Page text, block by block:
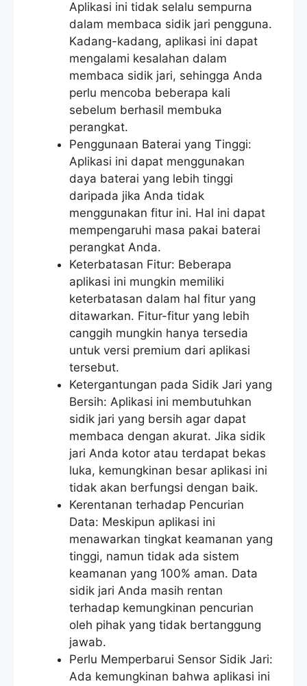
Aplikasi ini tidak selalu sempurna
dalam membaca sidik jari pengguna.
Kadang-kadang, aplikasi ini dapat
mengalami kesalahan dalam
membaca sidik jari, sehingga Anda
perlu mencoba beberapa kali
sebelum berhasil membuka
perangkat.
Penggunaan Baterai yang Tinggi:
Aplikasi ini dapat menggunakan
daya baterai yang lebih tinggi
daripada jika Anda tidak
menggunakan fitur ini. Hal ini dapat
mempengaruhi masa pakai baterai
perangkat Anda.
Keterbatasan Fitur: Beberapa
aplikasi ini mungkin memiliki
keterbatasan dalam hal fitur yang
ditawarkan. Fitur-fitur yang lebih
canggih mungkin hanya tersedia
untuk versi premium dari aplikasi
tersebut.
Ketergantungan pada Sidik Jari yang
Bersih: Aplikasi ini membutuhkan
sidik jari yang bersih agar dapat
membaca dengan akurat. Jika sidik
jari Anda kotor atau terdapat bekas
luka, kemungkinan besar aplikasi ini
tidak akan berfungsi dengan baik.
Kerentanan terhadap Pencurian
Data: Meskipun aplikasi ini
menawarkan tingkat keamanan yang
tinggi, namun tidak ada sistem
keamanan yang 100% aman. Data
sidik jari Anda masih rentan
terhadap kemungkinan pencurian
oleh pihak yang tidak bertanggung
jawab.
Perlu Memperbarui Sensor Sidik Jari:
Ada kemungkinan bahwa aplikasi ini